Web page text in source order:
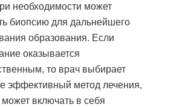
необходимости может
биопсию для дальнейшего
образования. Если
оказывается
то врач выбирает
эффективный метод лечения,
включать в себя